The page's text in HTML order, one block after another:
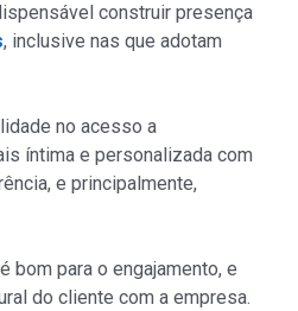
construir presença
, inclusive nas que adotam
no acesso a
íntima e personalizada com
e principalmente,
bom para o engajamento, e
do cliente com a empresa.